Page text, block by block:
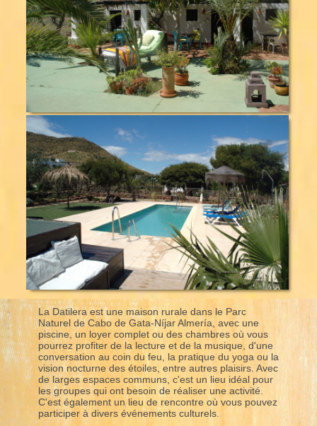
La Datilera est une maison rurale dans le Parc
Naturel de Cabo de Gata-Níjar Almería, avec une
piscine, un loyer complet ou des chambres où vous
pourrez profiter de la lecture et de la musique, d'une
conversation au coin du feu, la pratique du yoga ou la
vision nocturne des étoiles, entre autres plaisirs. Avec
de larges espaces communs, c'est un lieu idéal pour
les groupes qui ont besoin de réaliser une activité.
C'est également un lieu de rencontre où vous pouvez
participer à divers événements culturels.